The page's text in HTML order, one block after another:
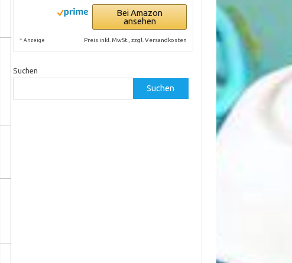
Bei Amazon
ansehen
* Anzeige Preis inkl. MwSt., zzgl. Versandkosten
Suchen
Suchen